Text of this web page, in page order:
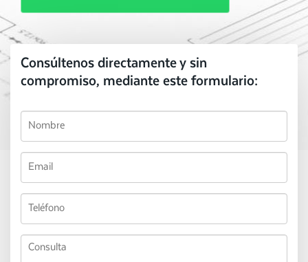
Consúltenos directamente y sin
compromiso, mediante este formulario: